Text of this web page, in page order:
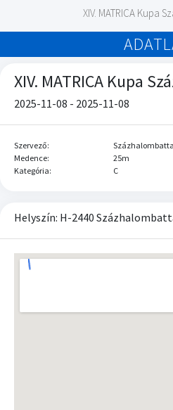
XIV. MATRICA Kupa
XIV. MATRICA Kupa
2025-11-08 - 2025-11-08
Szervező:
Medence:
25m
Kategória:
C
Helyszín: H-2440